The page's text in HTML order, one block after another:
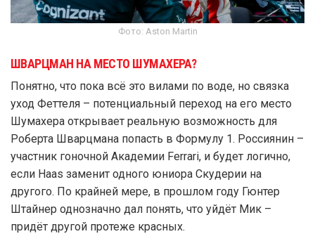
Фото: Aston Martin
ШВАРЦМАН НА МЕСТО ШУМАХЕРА?
Понятно, что пока всё это вилами по воде, но связка
уход Феттеля – потенциальный переход на его место
Шумахера открывает реальную возможность для
Роберта Шварцмана попасть в Формулу 1. Россиянин –
участник гоночной Академии Ferrari, и будет логично,
если Haas заменит одного юниора Скудерии на
другого. По крайней мере, в прошлом году Гюнтер
Штайнер однозначно дал понять, что уйдёт Мик –
придёт другой протеже красных.